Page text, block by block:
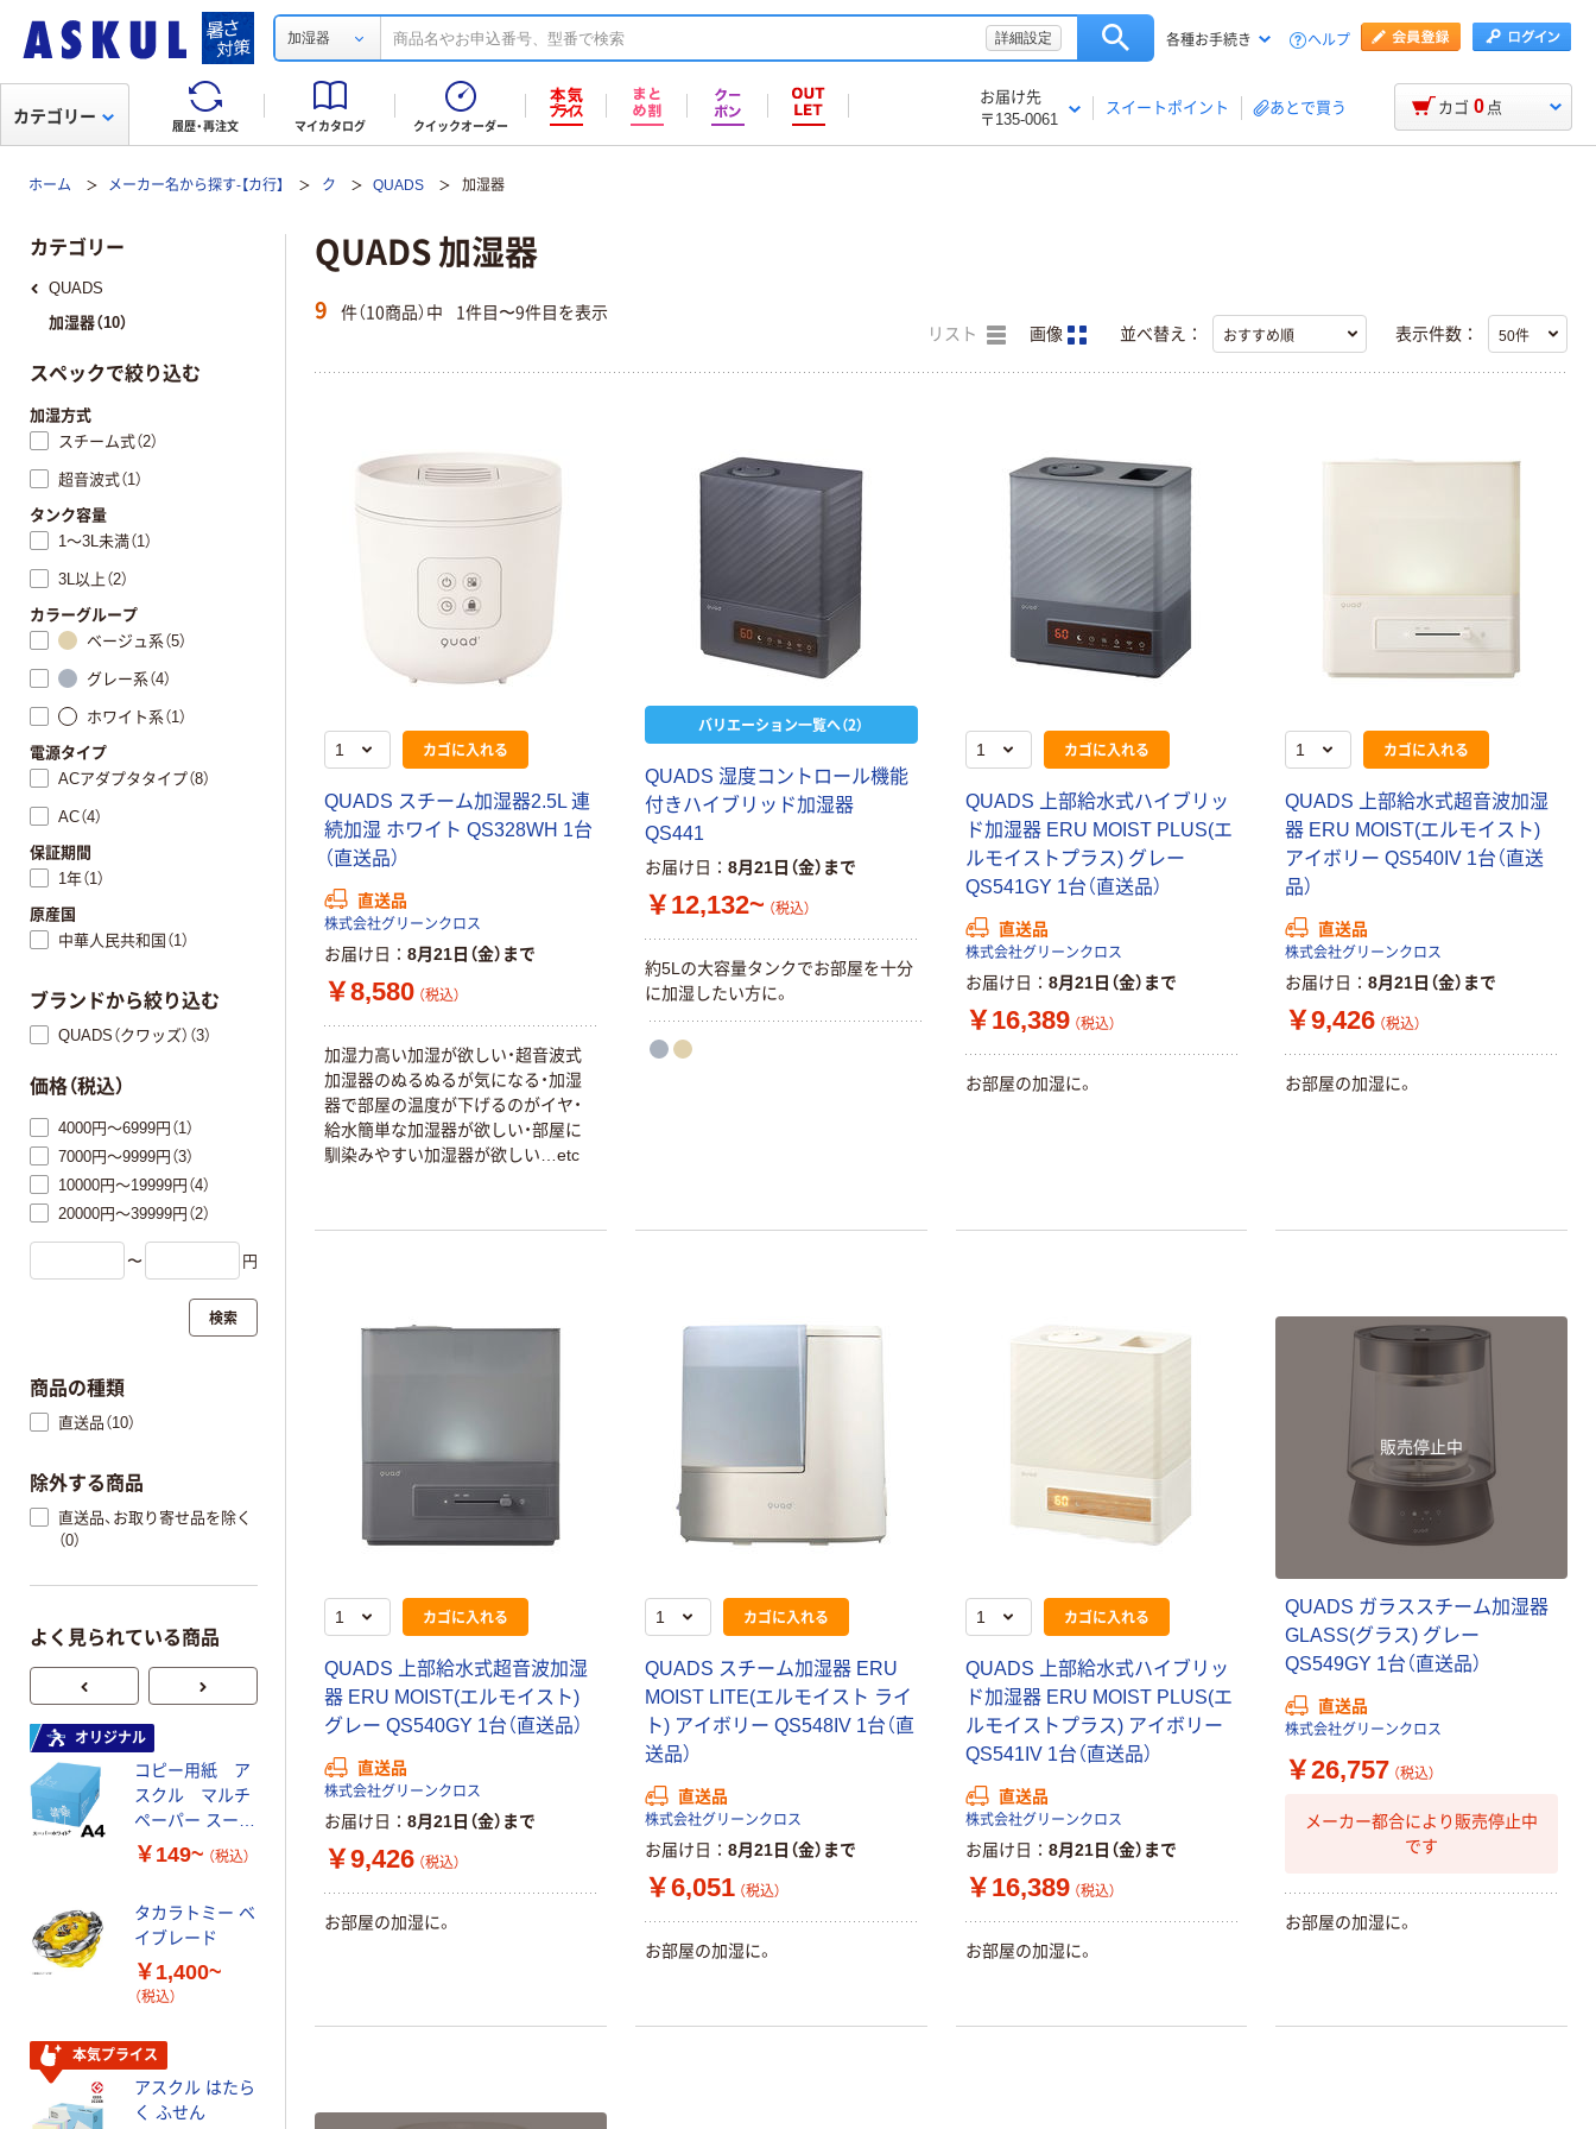
加湿器 詳細設定 各種お手続き ヘルプ
履歴・再注文 マイカタログ クイックオーダー
お届け先
〒135-0061
スイートポイント あとで買う
カテゴリー カゴ 0 点
ホーム メーカー名から探す-【カ行】 ク QUADS 加湿器
QUADS 加湿器
9 件（10商品）中 1件目〜9件目を表示
リスト 画像 並べ替え： 表示件数：
カゴに入れる
QUADS スチーム加湿器2.5L 連
続加湿 ホワイト QS328WH 1台
（直送品）
直送品
株式会社グリーンクロス
お届け日 8月21日（金）まで
￥8,580 （税込）
加湿力高い加湿が欲しい・超音波式
加湿器のぬるぬるが気になる・加湿
器で部屋の温度が下げるのがイヤ・
給水簡単な加湿器が欲しい・部屋に
馴染みやすい加湿器が欲しい…etc
バリエーション一覧へ（2）
QUADS 湿度コントロール機能
付きハイブリッド加湿器
QS441
お届け日 8月21日（金）まで
￥12,132~ （税込）
約5Lの大容量タンクでお部屋を十分
に加湿したい方に。
カゴに入れる
QUADS 上部給水式ハイブリッ
ド加湿器 ERU MOIST PLUS(エ
ルモイストプラス) グレー
QS541GY 1台（直送品）
直送品
株式会社グリーンクロス
お届け日 8月21日（金）まで
￥16,389 （税込）
お部屋の加湿に。
カゴに入れる
QUADS 上部給水式超音波加湿
器 ERU MOIST(エルモイスト)
アイボリー QS540IV 1台（直送
品）
直送品
株式会社グリーンクロス
お届け日 8月21日（金）まで
￥9,426 （税込）
お部屋の加湿に。
カゴに入れる
QUADS 上部給水式超音波加湿
器 ERU MOIST(エルモイスト)
グレー QS540GY 1台（直送品）
直送品
株式会社グリーンクロス
お届け日 8月21日（金）まで
￥9,426 （税込）
お部屋の加湿に。
カゴに入れる
QUADS スチーム加湿器 ERU
MOIST LITE(エルモイスト ライ
ト) アイボリー QS548IV 1台（直
送品）
直送品
株式会社グリーンクロス
お届け日 8月21日（金）まで
￥6,051 （税込）
お部屋の加湿に。
カゴに入れる
QUADS 上部給水式ハイブリッ
ド加湿器 ERU MOIST PLUS(エ
ルモイストプラス) アイボリー
QS541IV 1台（直送品）
直送品
株式会社グリーンクロス
お届け日 8月21日（金）まで
￥16,389 （税込）
お部屋の加湿に。
販売停止中
QUADS ガラススチーム加湿器
GLASS(グラス) グレー
QS549GY 1台（直送品）
直送品
株式会社グリーンクロス
￥26,757 （税込）
メーカー都合により販売停止中
です
お部屋の加湿に。
カテゴリー
QUADS
加湿器（10）
スペックで絞り込む
加湿方式
スチーム式（2）
超音波式（1）
タンク容量
1～3L未満（1）
3L以上（2）
カラーグループ
ベージュ系（5）
グレー系（4）
ホワイト系（1）
電源タイプ
ACアダプタタイプ（8）
AC（4）
保証期間
1年（1）
原産国
中華人民共和国（1）
ブランドから絞り込む
QUADS（クワッズ）（3）
価格（税込）
4000円～6999円（1）
7000円～9999円（3）
10000円～19999円（4）
20000円～39999円（2）
〜 円
検索
商品の種類
直送品（10）
除外する商品
直送品、お取り寄せ品を除く
（0）
よく見られている商品
オリジナル
コピー用紙 ア
スクル マルチ
ペーパー スーパ
ーホワイト+
￥149~ （税込）
タカラトミー ベ
イブレード
￥1,400~
（税込）
本気プライス
アスクル はたら
く ふせん
オリジナル
ゴミ袋 エコノミ
ータイプ 乳白半
透明 高密度タイ
オマス素材10％
配合
￥616~
オリジナル
ケージ アスク
￥140~
本気プライス
【ガムテープ】ア
スクル 現場のチ
カラ 厚さ
0.22mm 布テー
￥145~ （税込）
本気プライス
トイレットペー
100% 6ロール
￥460~
オリジナル
アスクル 「現場
のチカラ」 養生
￥358~ （税込）
オリジナル
サントリー 伊右
￥528~
本気プライス
￥377~
（税込）
本気プライス
キングジム テプ
PRO【純正】テー
プ 白ラベル
字）
￥914~
（税込）